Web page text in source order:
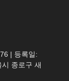
| 등록일:
종로구 새